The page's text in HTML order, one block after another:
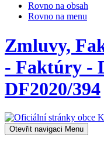
Rovno na obsah
Rovno na menu
Zmluvy,
- Faktúry -
DF2020/394
Otevřit navigaci Menu